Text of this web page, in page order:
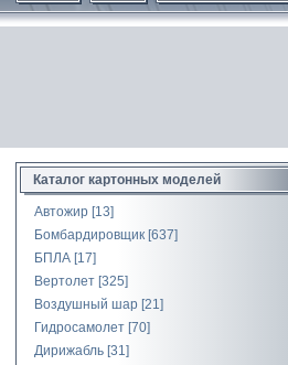
Каталог картонных моделей
Автожир [13]
Бомбардировщик [637]
БПЛА [17]
Вертолет [325]
Воздушный шар [21]
Гидросамолет [70]
Дирижабль [31]